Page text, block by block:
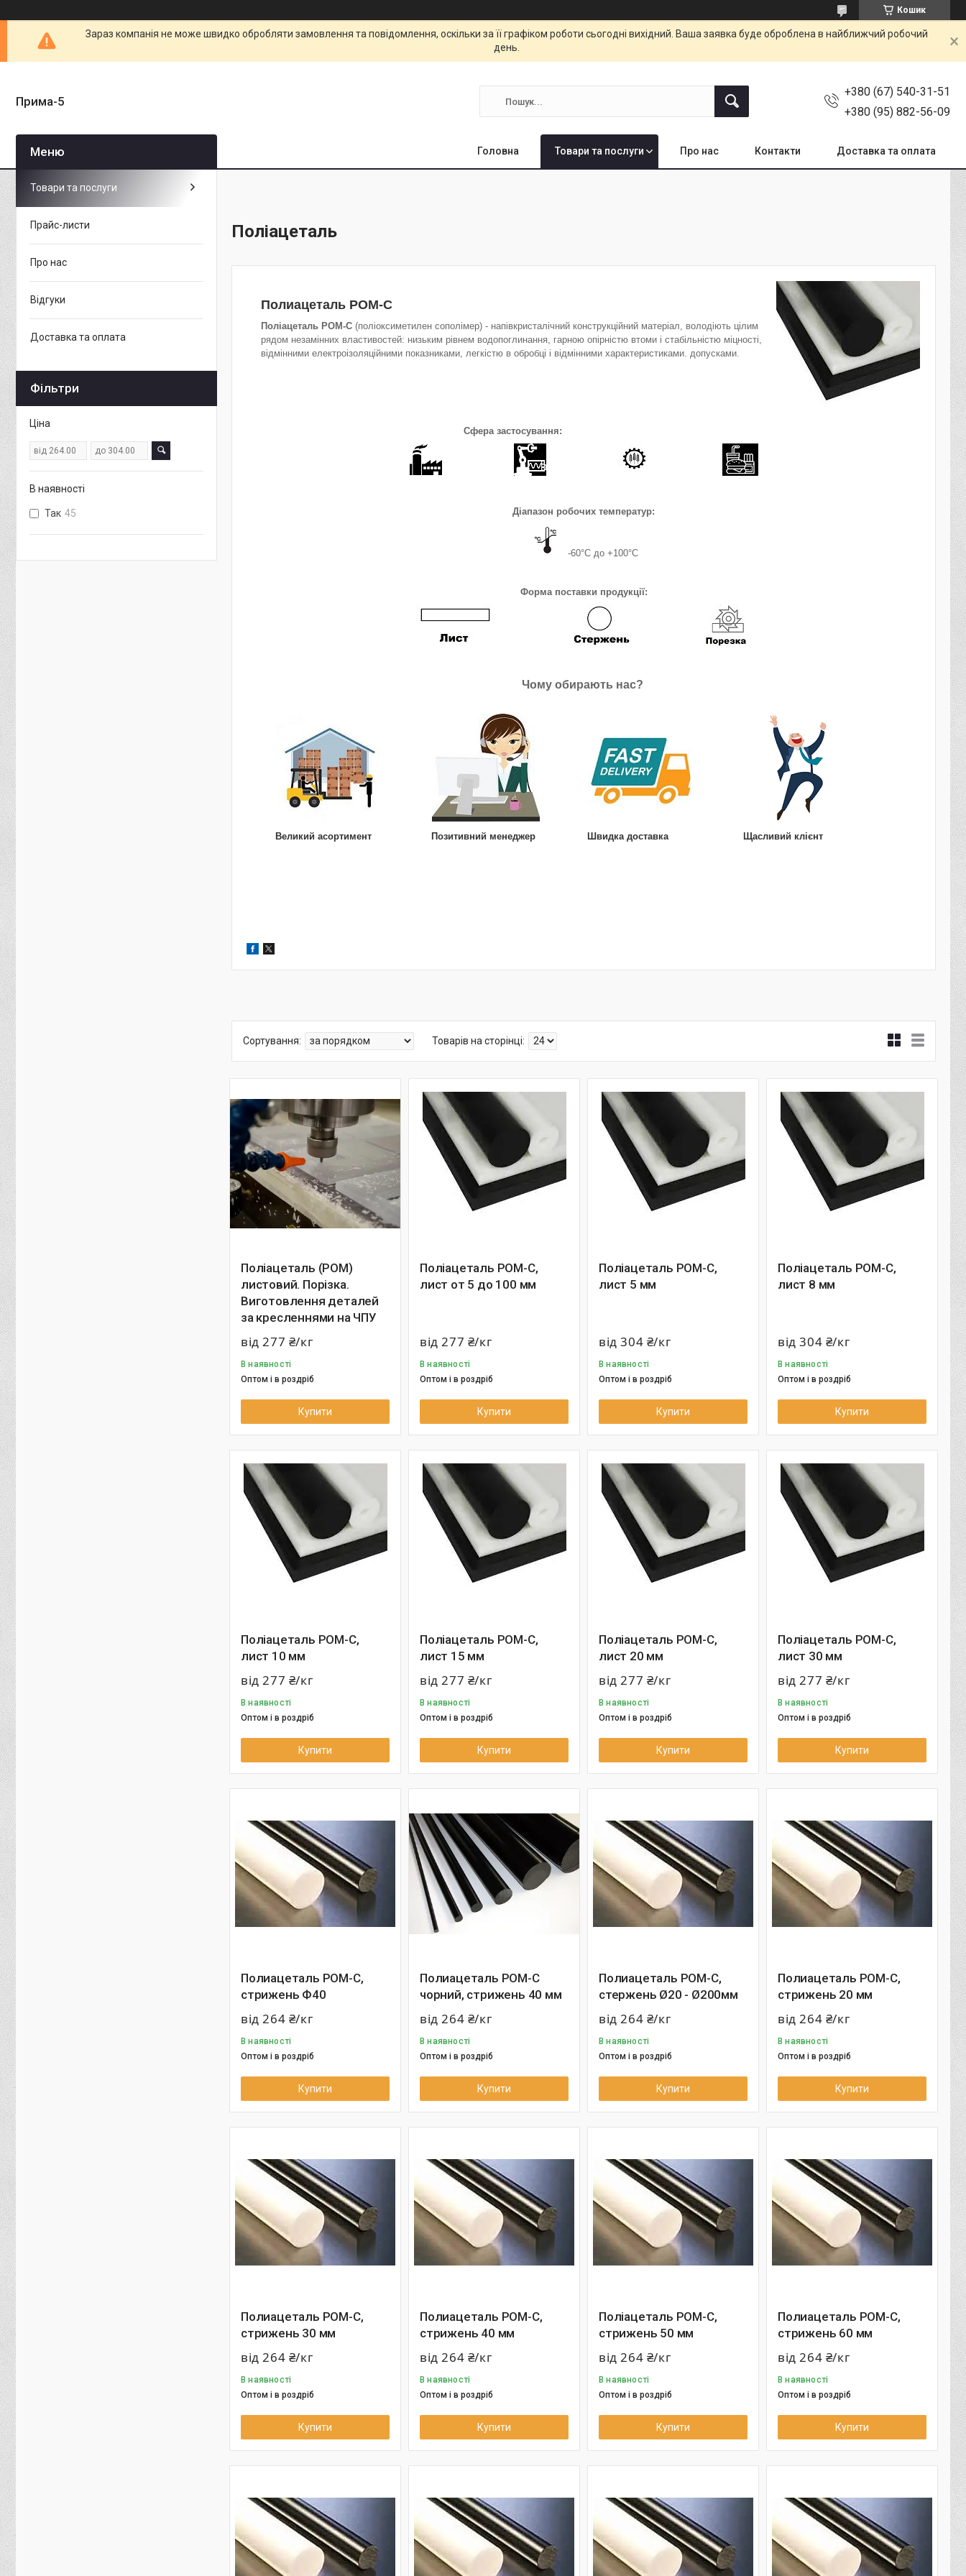
Кошик
Зараз компанія не може швидко обробляти замовлення та повідомлення, оскільки за її графіком роботи сьогодні вихідний. Ваша заявка буде оброблена в найближчий робочий
день.
Прима-5
+380 (67) 540-31-51
+380 (95) 882-56-09
Головна Товари та послуги Про нас Контакти Доставка та оплата
Поліацеталь
Полиацеталь РОМ-С
Поліацеталь РОМ-С (поліоксиметилен сополімер) - напівкристалічний конструкційний матеріал, володіють цілим
рядом незамінних властивостей: низьким рівнем водопоглинання, гарною опірністю втоми і стабільністю міцності,
відмінними електроізоляційними показниками, легкістю в обробці і відмінними характеристиками. допусками.
Сфера застосування:
Діапазон робочих температур:
-60°С до +100°С
Форма поставки продукції:
Чому обирають нас?
Великий асортимент Позитивний менеджер Швидка доставка Щасливий клієнт
Поліацеталь (POM)
листовий. Порізка.
Виготовлення деталей
за кресленнями на ЧПУ
від 277 ₴/кг
В наявності
Оптом і в роздріб
Купити
Поліацеталь РОМ-С,
лист от 5 до 100 мм
від 277 ₴/кг
В наявності
Оптом і в роздріб
Купити
Поліацеталь РОМ-С,
лист 5 мм
від 304 ₴/кг
В наявності
Оптом і в роздріб
Купити
Поліацеталь РОМ-С,
лист 8 мм
від 304 ₴/кг
В наявності
Оптом і в роздріб
Купити
Поліацеталь РОМ-С,
лист 10 мм
від 277 ₴/кг
В наявності
Оптом і в роздріб
Купити
Поліацеталь РОМ-С,
лист 15 мм
від 277 ₴/кг
В наявності
Оптом і в роздріб
Купити
Поліацеталь РОМ-С,
лист 20 мм
від 277 ₴/кг
В наявності
Оптом і в роздріб
Купити
Поліацеталь РОМ-С,
лист 30 мм
від 277 ₴/кг
В наявності
Оптом і в роздріб
Купити
Полиацеталь РОМ-С,
стрижень Ф40
від 264 ₴/кг
В наявності
Оптом і в роздріб
Купити
Полиацеталь РОМ-С
чорний, стрижень 40 мм
від 264 ₴/кг
В наявності
Оптом і в роздріб
Купити
Полиацеталь РОМ-С,
стержень Ø20 - Ø200мм
від 264 ₴/кг
В наявності
Оптом і в роздріб
Купити
Полиацеталь РОМ-С,
стрижень 20 мм
від 264 ₴/кг
В наявності
Оптом і в роздріб
Купити
Полиацеталь РОМ-С,
стрижень 30 мм
від 264 ₴/кг
В наявності
Оптом і в роздріб
Купити
Полиацеталь РОМ-С,
стрижень 40 мм
від 264 ₴/кг
В наявності
Оптом і в роздріб
Купити
Поліацеталь РОМ-С,
стрижень 50 мм
від 264 ₴/кг
В наявності
Оптом і в роздріб
Купити
Полиацеталь РОМ-С,
стрижень 60 мм
від 264 ₴/кг
В наявності
Оптом і в роздріб
Купити
Товари та послуги
Прайс-листи
Про нас
Відгуки
Доставка та оплата
Фільтри
Ціна
В наявності
Так 45